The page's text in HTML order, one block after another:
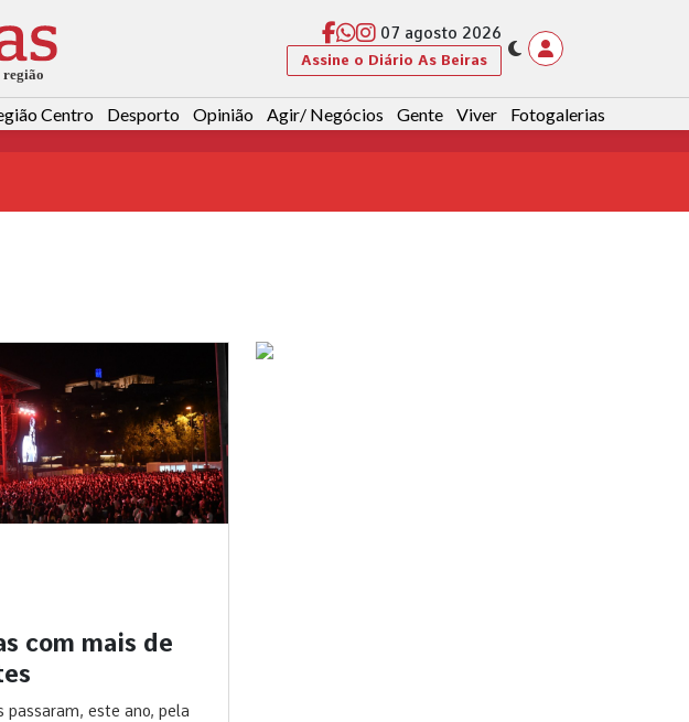
07 agosto 2026
Assine o Diário As Beiras
Centro Desporto Opinião Agir/ Negócios Gente Viver Fotogalerias
com mais de
passaram, este ano, pela